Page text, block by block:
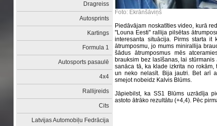
Dragreiss
Autosprints
Kartings
Formula 1
Autosports pasaulē
4x4
Rallijreids
Cits
Latvijas Automobiļu Fedrācija
Foto: Ekrānšāviņš
Piedāvājam noskatīties video, kurā
''Louna Eesti'' rallija pilsētas
interesanta situācija. Pirms starta
ātrumposmu, jo mums minirallija
šādus ātrumposmus mēs
brauksim bez lasīšanas, lai
sanāca tā, ka klade izkrita no
un neko nelasīt. Bija jautri. Bet arī
smejot nobeidz Kalvis Blūms.
Jāpiebilst, ka SS1 Blūms uzrādīja
astoto ātrāko rezultātu (+4,4). Pēc